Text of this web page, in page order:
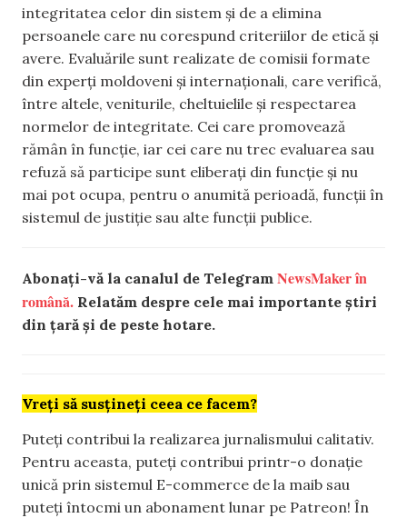
integritatea celor din sistem și de a elimina
persoanele care nu corespund criteriilor de etică și
avere. Evaluările sunt realizate de comisii formate
din experți moldoveni și internaționali, care verifică,
între altele, veniturile, cheltuielile și respectarea
normelor de integritate. Cei care promovează
rămân în funcție, iar cei care nu trec evaluarea sau
refuză să participe sunt eliberați din funcție și nu
mai pot ocupa, pentru o anumită perioadă, funcții în
sistemul de justiție sau alte funcții publice.
Abonați-vă la canalul de Telegram NewsMaker în
română. Relatăm despre cele mai importante știri
din țară și de peste hotare.
Vreți să susțineți ceea ce facem?
Puteți contribui la realizarea jurnalismului calitativ.
Pentru aceasta, puteți contribui printr-o donație
unică prin sistemul E-commerce de la maib sau
puteți întocmi un abonament lunar pe Patreon! În